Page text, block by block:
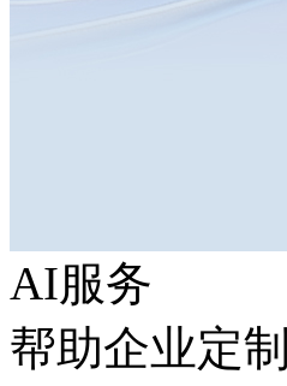
AI服务
帮助企业定制